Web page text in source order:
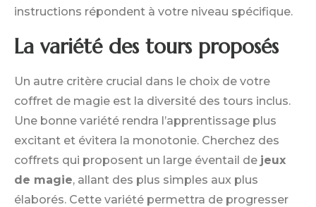
instructions répondent à votre niveau spécifique.
La variété des tours proposés
Un autre critère crucial dans le choix de votre
coffret de magie est la diversité des tours inclus.
Une bonne variété rendra l’apprentissage plus
excitant et évitera la monotonie. Cherchez des
coffrets qui proposent un large éventail de jeux
de magie, allant des plus simples aux plus
élaborés. Cette variété permettra de progresser